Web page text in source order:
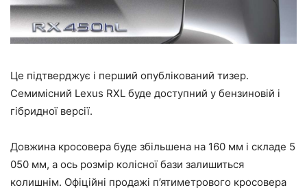
Це підтверджує і перший опублікований тизер.
Семимісний Lexus RXL буде доступний у бензиновій і
гібридної версії.
Довжина кросовера буде збільшена на 160 мм і складе 5
050 мм, а ось розмір колісної бази залишиться
колишнім. Офіційні продажі п’ятиметрового кросовера